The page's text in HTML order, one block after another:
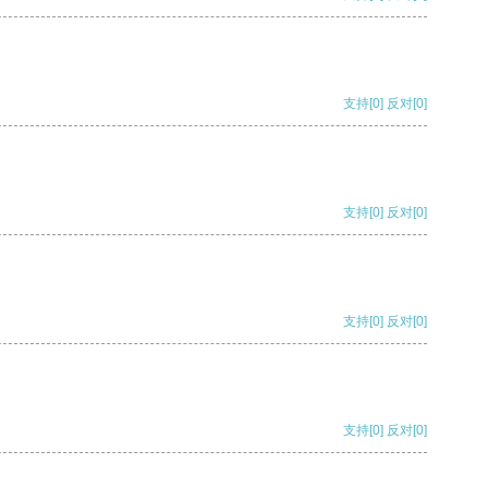
支持[0] 反对[0]
支持[0] 反对[0]
支持[0] 反对[0]
支持[0] 反对[0]